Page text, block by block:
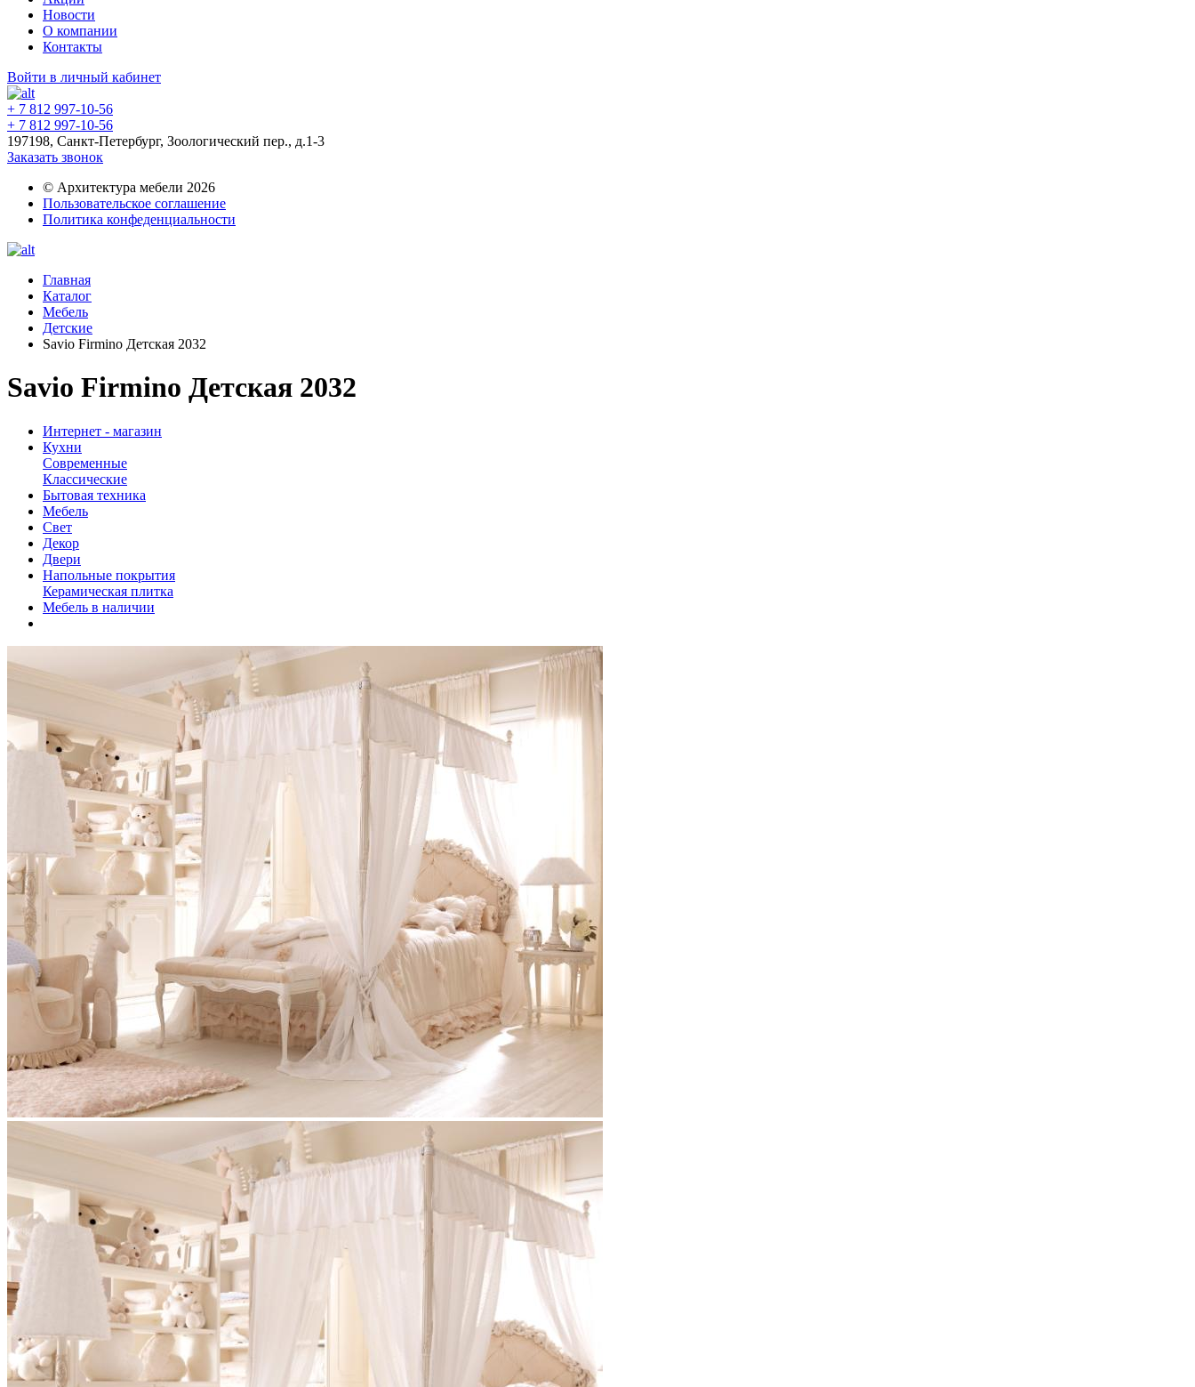
Новости
О компании
Контакты
Войти в личный кабинет
+ 7 812 997-10-56
+ 7 812 997-10-56
197198, Санкт-Петербург, Зоологический пер., д.1-3
Заказать звонок
© Архитектура мебели 2026
Пользовательское соглашение
Политика конфеденциальности
Главная
Каталог
Мебель
Детские
Savio Firmino Детская 2032
Savio Firmino Детская 2032
Интернет - магазин
Кухни
Современные
Классические
Бытовая техника
Мебель
Свет
Декор
Двери
Напольные покрытия
Керамическая плитка
Мебель в наличии